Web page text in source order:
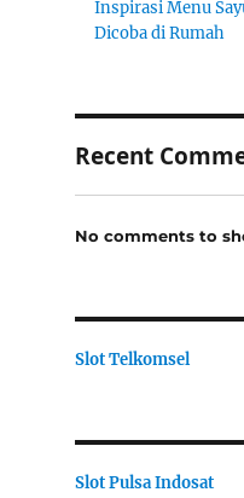
Inspirasi Menu
Dicoba di Rumah
Recent
No comments to
Slot Telkomsel
Slot Pulsa Indosat